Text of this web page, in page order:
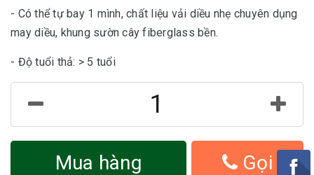
- Có thể tự bay 1 mình, chất liệu vải diều nhẹ chuyên dụng
may diều, khung sườn cây fiberglass bền.
- Độ tuổi thả: > 5 tuổi
Mua hàng Gọi